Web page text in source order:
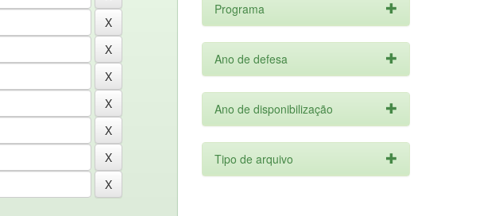
Programa
Ano de defesa
Ano de disponibilização
Tipo de arquivo